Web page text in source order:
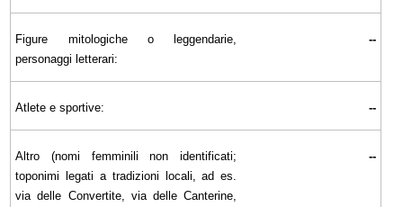
Figure mitologiche o leggendarie,
personaggi letterari:
--
Atlete e sportive: --
Altro (nomi femminili non identificati;
toponimi legati a tradizioni locali, ad es.
via delle Convertite, via delle Canterine,
--